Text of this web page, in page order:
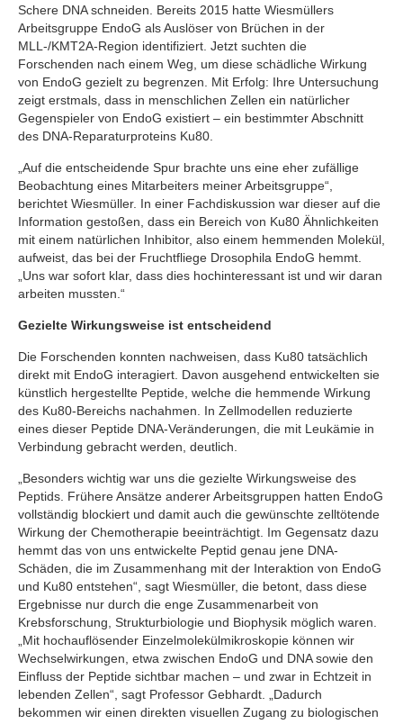
Schere DNA schneiden. Bereits 2015 hatte Wiesmüllers
Arbeitsgruppe EndoG als Auslöser von Brüchen in der
MLL-/KMT2A-Region identifiziert. Jetzt suchten die
Forschenden nach einem Weg, um diese schädliche Wirkung
von EndoG gezielt zu begrenzen. Mit Erfolg: Ihre Untersuchung
zeigt erstmals, dass in menschlichen Zellen ein natürlicher
Gegenspieler von EndoG existiert – ein bestimmter Abschnitt
des DNA-Reparaturproteins Ku80.
„Auf die entscheidende Spur brachte uns eine eher zufällige
Beobachtung eines Mitarbeiters meiner Arbeitsgruppe“,
berichtet Wiesmüller. In einer Fachdiskussion war dieser auf die
Information gestoßen, dass ein Bereich von Ku80 Ähnlichkeiten
mit einem natürlichen Inhibitor, also einem hemmenden Molekül,
aufweist, das bei der Fruchtfliege Drosophila EndoG hemmt.
„Uns war sofort klar, dass dies hochinteressant ist und wir daran
arbeiten mussten.“
Gezielte Wirkungsweise ist entscheidend
Die Forschenden konnten nachweisen, dass Ku80 tatsächlich
direkt mit EndoG interagiert. Davon ausgehend entwickelten sie
künstlich hergestellte Peptide, welche die hemmende Wirkung
des Ku80-Bereichs nachahmen. In Zellmodellen reduzierte
eines dieser Peptide DNA-Veränderungen, die mit Leukämie in
Verbindung gebracht werden, deutlich.
„Besonders wichtig war uns die gezielte Wirkungsweise des
Peptids. Frühere Ansätze anderer Arbeitsgruppen hatten EndoG
vollständig blockiert und damit auch die gewünschte zelltötende
Wirkung der Chemotherapie beeinträchtigt. Im Gegensatz dazu
hemmt das von uns entwickelte Peptid genau jene DNA-
Schäden, die im Zusammenhang mit der Interaktion von EndoG
und Ku80 entstehen“, sagt Wiesmüller, die betont, dass diese
Ergebnisse nur durch die enge Zusammenarbeit von
Krebsforschung, Strukturbiologie und Biophysik möglich waren.
„Mit hochauflösender Einzelmolekülmikroskopie können wir
Wechselwirkungen, etwa zwischen EndoG und DNA sowie den
Einfluss der Peptide sichtbar machen – und zwar in Echtzeit in
lebenden Zellen“, sagt Professor Gebhardt. „Dadurch
bekommen wir einen direkten visuellen Zugang zu biologischen